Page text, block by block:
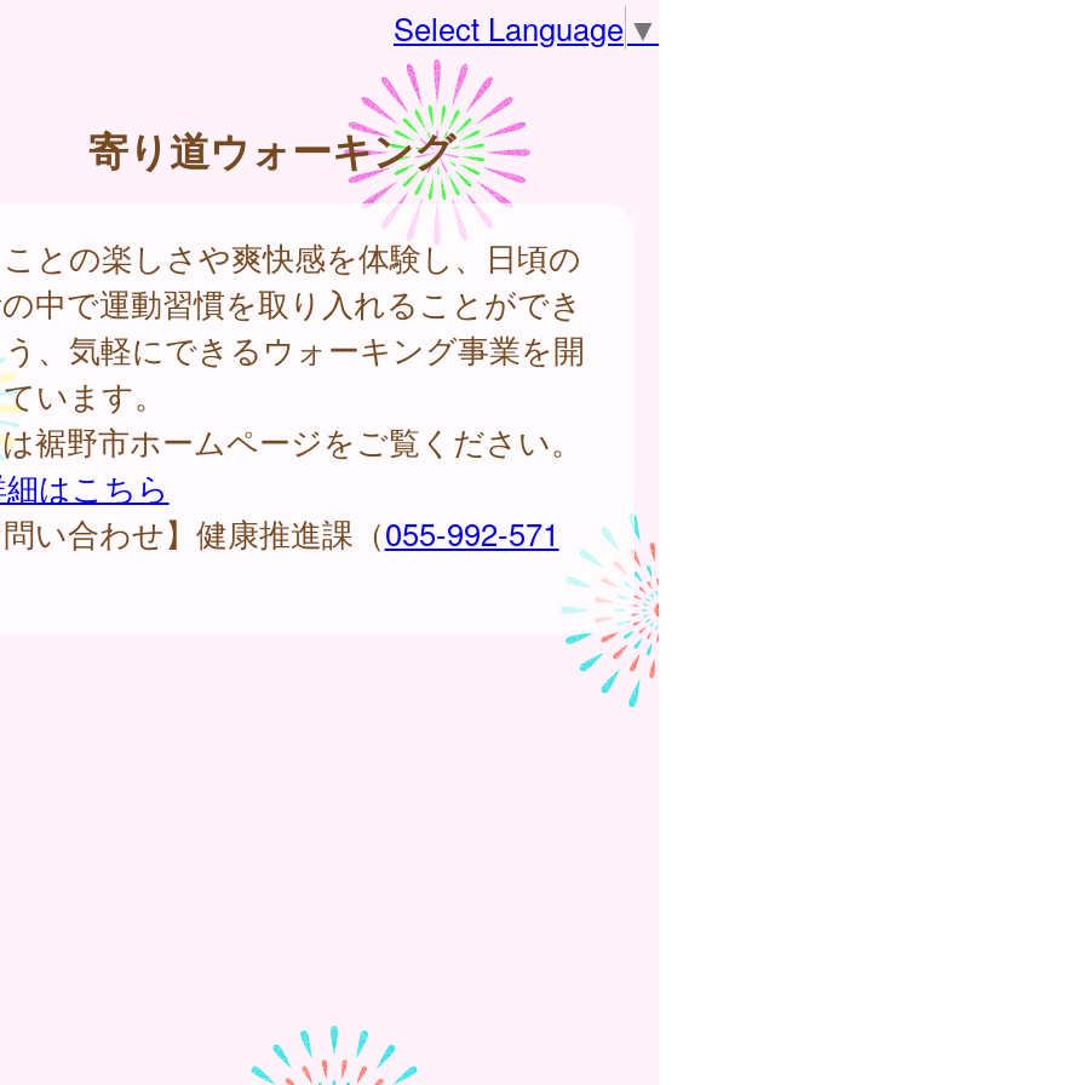
Select Language ▼
寄り道ウォーキング
との楽しさや爽快感を体験し、日頃の
中で運動習慣を取り入れることができ
、気軽にできるウォーキング事業を開
います。
裾野市ホームページをご覧ください。
はこちら
い合わせ】健康推進課（055-992-571